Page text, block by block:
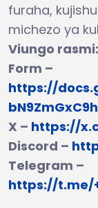
furaha,
michezo ya
Viungo rasmi:
Form –
https://
X – https://
Discord –
Telegram –
https://t.me/